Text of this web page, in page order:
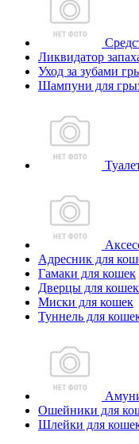
Ликвидатор
Уход за зубами
Шампуни для
Адресник для
Гамаки для кошек
Дверцы для кошек
Миски для кошек
Туннель для
Ошейники для
Шлейки для